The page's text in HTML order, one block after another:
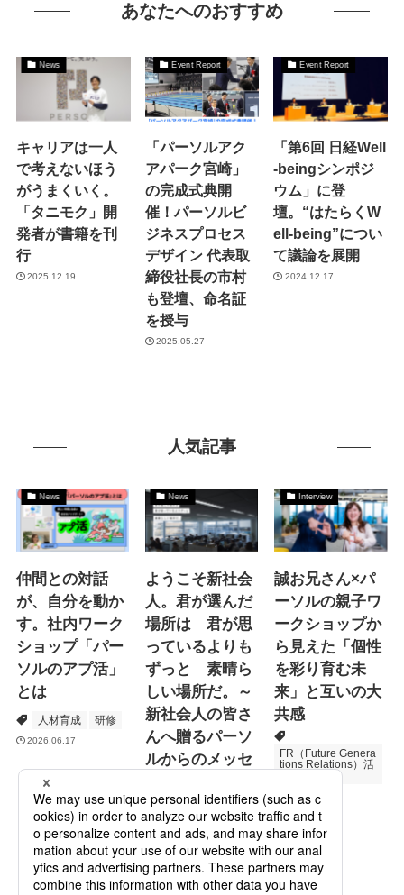
あなたへのおすすめ
News
キャリアは一人
で考えないほう
がうまくいく。
「タニモク」開
発者が書籍を刊
行
2025.12.19
Event Report
「パーソルアク
アパーク宮崎」
の完成式典開
催！パーソルビ
ジネスプロセス
デザイン 代表取
締役社長の市村
も登壇、命名証
を授与
2025.05.27
Event Report
「第6回 日経Well
-beingシンポジ
ウム」に登
壇。“はたらくW
ell-being”につい
て議論を展開
2024.12.17
人気記事
News
仲間との対話
が、自分を動か
す。社内ワーク
ショップ「パー
ソルのアプ活」
とは
人材育成 研修
2026.06.17
News
ようこそ新社会
人。君が選んだ
場所は 君が思
っているよりも
ずっと 素晴ら
しい場所だ。～
新社会人の皆さ
んへ贈るパーソ
ルからのメッセ
Specialized Servic
es
プロモーション
2026.05.19
Interview
誠お兄さん×パ
ーソルの親子ワ
ークショップか
ら見えた「個性
を彩り育む未
来」と互いの大
共感
FR（Future Genera
tions Relations）活
次世代育成
2026.06.16